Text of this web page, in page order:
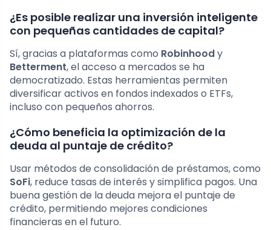
¿Es posible realizar una inversión inteligente
con pequeñas cantidades de capital?
Sí, gracias a plataformas como Robinhoody
Betterment, el acceso a mercados se ha
democratizado. Estas herramientas permiten
diversificar activos en fondos indexados o ETFs,
incluso con pequeños ahorros.
¿Cómo beneficia la optimización de la
deuda al puntaje de crédito?
Usar métodos de consolidación de préstamos, como
SoFi, reduce tasas de interés y simplifica pagos. Una
buena gestión de la deuda mejora el puntaje de
crédito, permitiendo mejores condiciones
financieras en el futuro.